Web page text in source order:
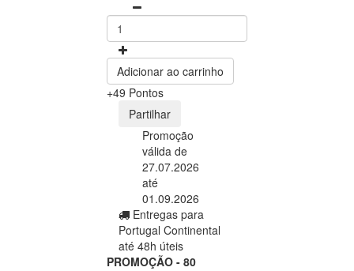
Adicionar ao carrinho
+49 Pontos
Partilhar
Promoção
válida de
27.07.2026
até
01.09.2026
Entregas para
Portugal Continental
até 48h úteis
PROMOÇÃO - 80